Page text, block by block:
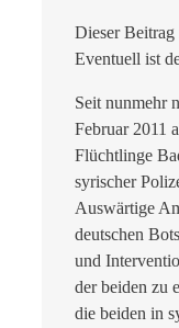
Dieser Beitrag
Eventuell ist
Seit nunmehr
Februar 2011
Flüchtlinge
syrischer
Auswärtige
deutschen
und
der beiden zu
die beiden in